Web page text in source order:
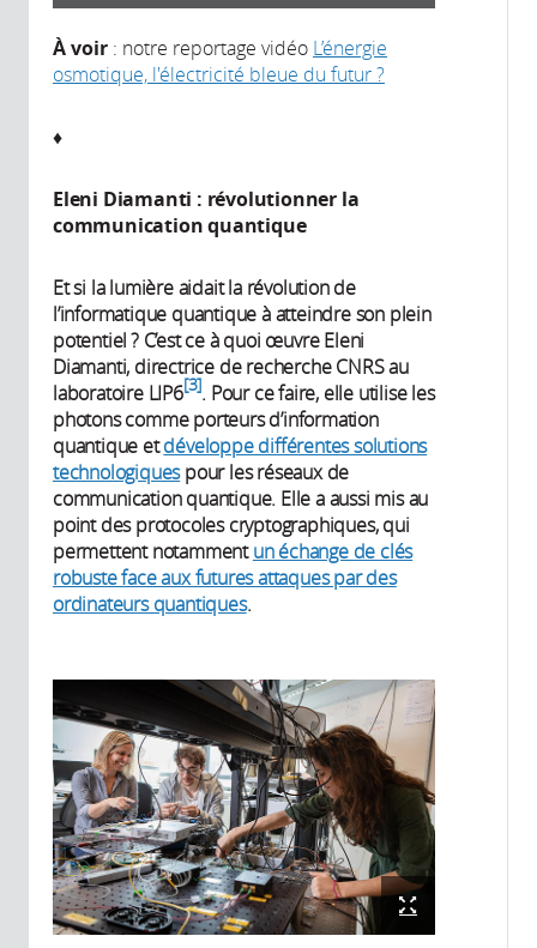
À propos
2024
Àvoir : notre reportage vidéo L’énergie
osmotique, l'électricité bleue du futur ?
♦
Eleni Diamanti : révolutionner la
communication quantique
Et si la lumière aidait la révolution de
l’informatique quantique à atteindre son plein
potentiel ? C’est ce à quoi œuvre Eleni
Diamanti, directrice de recherche CNRS au
laboratoire LIP6 3 . Pour ce faire, elle utilise les
photons comme porteurs d’information
quantique etdéveloppe différentes solutions
technologiquespour les réseaux de
communication quantique. Elle a aussi mis au
point des protocoles cryptographiques, qui
permettent notammentun échange de clés
robuste face aux futures attaques par des
ordinateurs quantiques.